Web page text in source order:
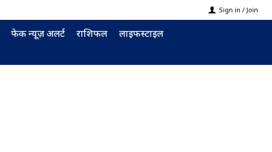
Sign in / Join
फेक न्यूज़ अलर्ट राशिफल लाइफस्टाइल